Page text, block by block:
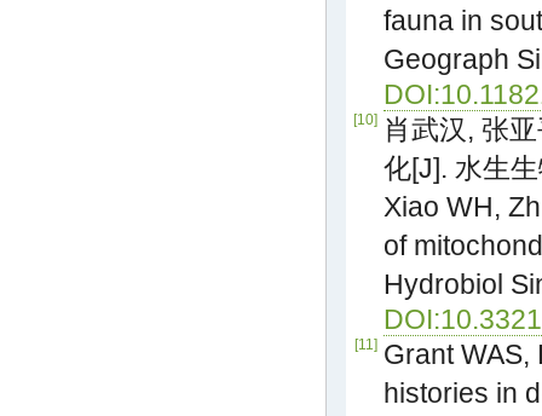
fauna in
Geograph
[10]
肖武汉, 张
化[J]. 水生
Xiao WH,
of
Hydrobiol
[11] Grant WAS,
histories in